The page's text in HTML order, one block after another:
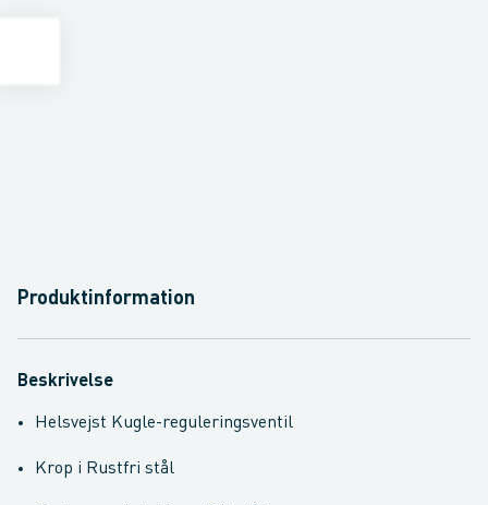
Produktinformation
Beskrivelse
Helsvejst Kugle-reguleringsventil
Krop i Rustfri stål